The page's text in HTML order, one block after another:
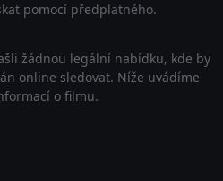
pomocí předplatného.
žádnou legální nabídku, kde by
online sledovat. Níže uvádíme
o filmu.